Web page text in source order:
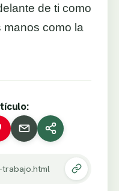
de ti como
manos como la